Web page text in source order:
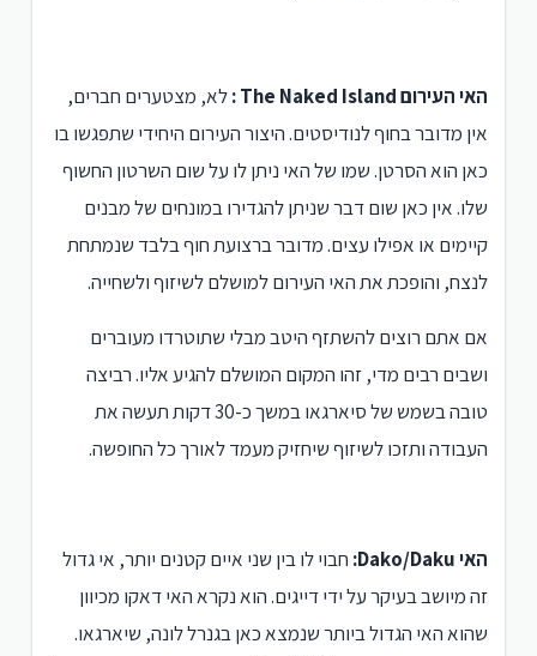
האי העירום The Naked Island :
לא, מצטערים חברים,
אין מדובר בחוף לנודיסטים. היצור העירום היחידי שתפגשו בו
כאן הוא הסרטן. שמו של האי ניתן לו על שום השרטון החשוף
שלו. אין כאן שום דבר שניתן להגדירו במונחים של מבנים
קיימים או אפילו עצים. מדובר ברצועת חוף בלבד שנמתחת
לנצח, והופכת את האי העירום למושלם לשיזוף ולשחייה.
אם אתם רוצים להשתזף היטב מבלי שתוטרדו מעוברים
ושבים רבים מדי, זהו המקום המושלם להגיע אליו. רביצה
טובה בשמש של סיארגאו
במשך כ-30 דקות תעשה את
העבודה ותזכו לשיזוף שיחזיק מעמד לאורך כל החופשה.
האי Dako/Daku:
חבוי לו בין שני איים קטנים יותר, אי גדול
זה מיושב בעיקר על ידי דייגים. הוא נקרא האי דאקו מכיוון
שהוא האי הגדול ביותר שנמצא כאן בגנרל לונה, שיארגאו.